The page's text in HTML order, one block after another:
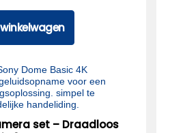
set – Draadloos